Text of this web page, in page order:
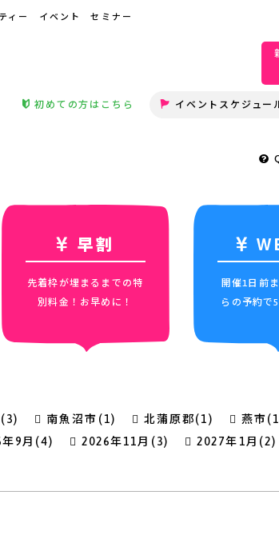
ィー イベント セミナー
初めての方はこちら イベントスケジュー
早割
先着枠が埋まるまでの特
別料金！お早めに！
開催1日前
らの予約で
南魚沼市(1) 北蒲原郡(1)
燕市
年9月(4) 2026年11月(3)
2027年1月(2)